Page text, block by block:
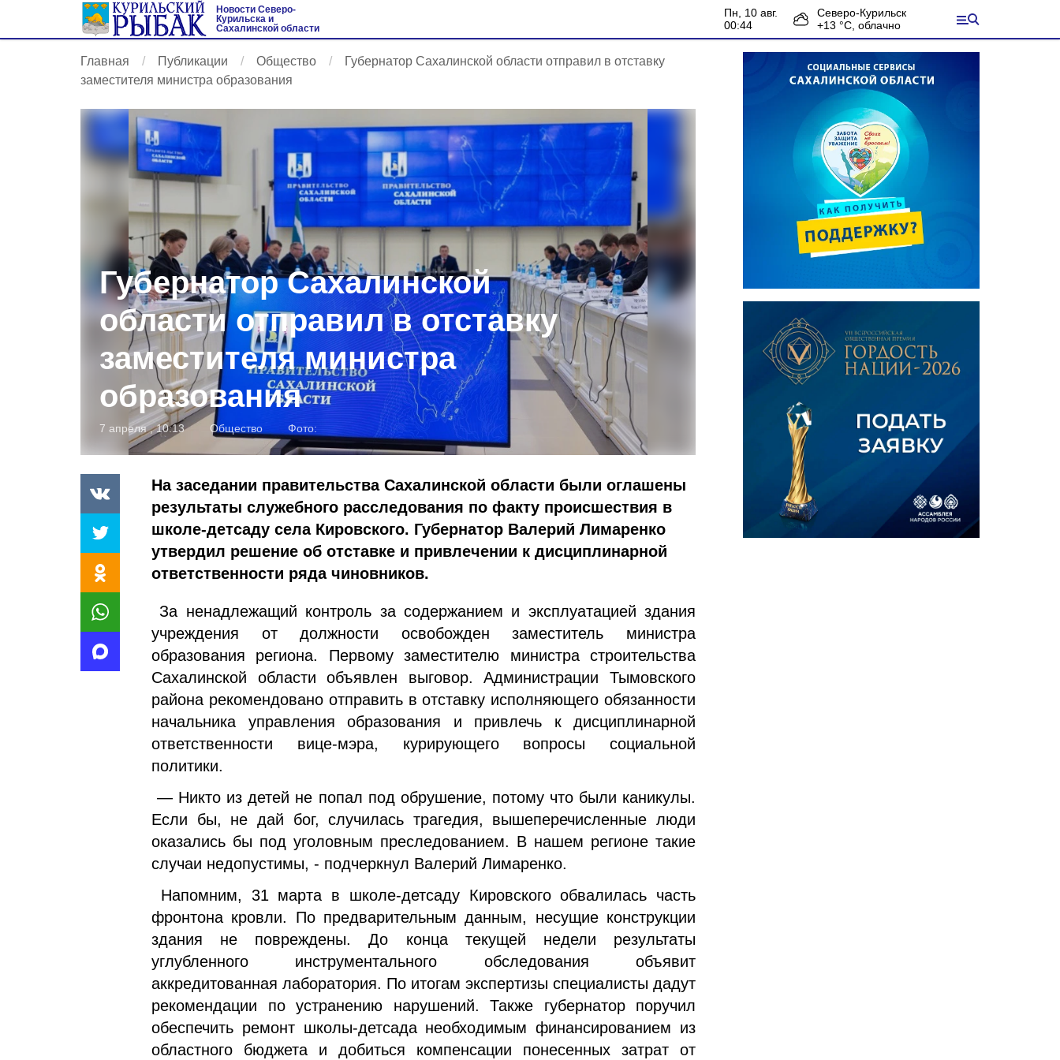
Новости Северо-
Курильска и
Сахалинской области
пн, 10 авг.
00:44
Северо-Курильск
+13 °С, облачно
Главная Публикации Общество
Губернатор Сахалинской области отправил в отставку
заместителя министра образования
Губернатор Сахалинской
области отправил в отставку
заместителя министра
образования
7 апреля , 10:13 Общество Фото:
На заседании правительства Сахалинской области были оглашены
результаты служебного расследования по факту происшествия в
школе-детсаду села Кировского. Губернатор Валерий Лимаренко
утвердил решение об отставке и привлечении к дисциплинарной
ответственности ряда чиновников.
За ненадлежащий контроль за содержанием и эксплуатацией здания
учреждения от должности освобожден заместитель министра
образования региона. Первому заместителю министра строительства
Сахалинской области объявлен выговор. Администрации Тымовского
района рекомендовано отправить в отставку исполняющего обязанности
начальника управления образования и привлечь к дисциплинарной
ответственности вице-мэра, курирующего вопросы социальной
политики.
— Никто из детей не попал под обрушение, потому что были каникулы.
Если бы, не дай бог, случилась трагедия, вышеперечисленные люди
оказались бы под уголовным преследованием. В нашем регионе такие
случаи недопустимы, - подчеркнул Валерий Лимаренко.
Напомним, 31 марта в школе-детсаду Кировского обвалилась часть
фронтона кровли. По предварительным данным, несущие конструкции
здания не повреждены. До конца текущей недели результаты
углубленного инструментального обследования объявит
аккредитованная лаборатория. По итогам экспертизы специалисты дадут
рекомендации по устранению нарушений. Также губернатор поручил
обеспечить ремонт школы-детсада необходимым финансированием из
областного бюджета и добиться компенсации понесенных затрат от